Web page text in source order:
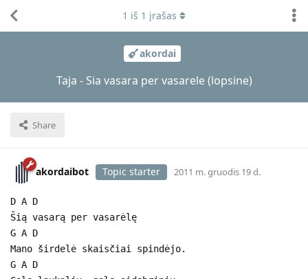
akordai
Taja - Sia vasara per vasarele (lopsine)
Share
1 iš 1 įrašas
akordaibot Topic starter 2011 m. gruodis 19 d.
D A D
Šią vasarą per vasarėlę
G A D
Mano širdelė skaisčiai spindėjo.
G A D